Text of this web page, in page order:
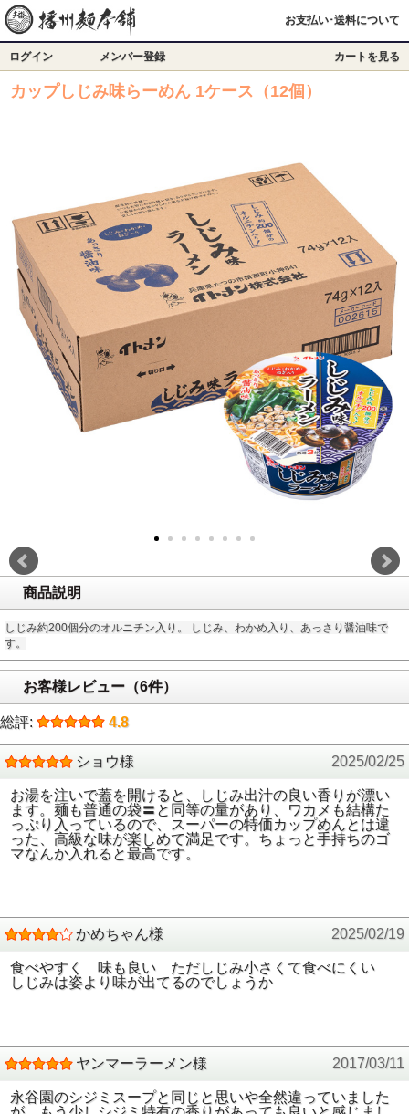
お支払い･送料について
ログイン メンバー登録 カートを見る
カップしじみ味らーめん 1ケース（12個）
商品説明
しじみ約200個分のオルニチン入り。 しじみ、わかめ入り、あっさり醤油味で
す。
お客様レビュー（6件）
総評: 4.8
ショウ様 2025/02/25
お湯を注いで蓋を開けると、しじみ出汁の良い香りが漂い
ます。麺も普通の袋〓と同等の量があり、ワカメも結構た
っぷり入っているので、スーパーの特価カップめんとは違
った、高級な味が楽しめて満足です。ちょっと手持ちのゴ
マなんか入れると最高です。
かめちゃん様 2025/02/19
食べやすく 味も良い ただしじみ小さくて食べにくい
しじみは姿より味が出てるのでしょうか
ヤンマーラーメン様 2017/03/11
永谷園のシジミスープと同じと思いや全然違っていました